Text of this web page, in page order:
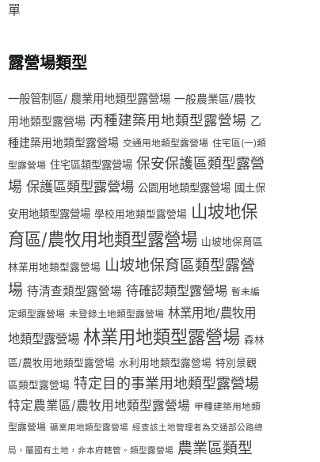
單
露營場類型
一般管制區/ 農業用地類型露營場 一般農業區/農牧
用地類型露營場 丙種建築用地類型露營場 乙
種建築用地類型露營場 交通用地類型露營場 住宅區(一)類
型露營場 住宅區類型露營場 保安保護區類型露營
場 保護區類型露營場 公園用地類型露營場 國土保
安用地類型露營場 學校用地類型露營場 山坡地保
育區/農牧用地類型露營場 山坡地保育區
林業用地類型露營場 山坡地保育區類型露營
場 待清查類型露營場 待確認類型露營場 暫未編
定類型露營場 未登錄土地類型露營場 林業用地/農牧用
地類型露營場 林業用地類型露營場 森林
區/農牧用地類型露營場 水利用地類型露營場 特別景觀
區類型露營場 特定目的事業用地類型露營場
特定農業區/農牧用地類型露營場 甲種建築用地類
型露營場 礦業用地類型露營場 經查該土地管理者為交通部公路總
局，屬國有土地，非本府轄管。類型露營場 農業區類型